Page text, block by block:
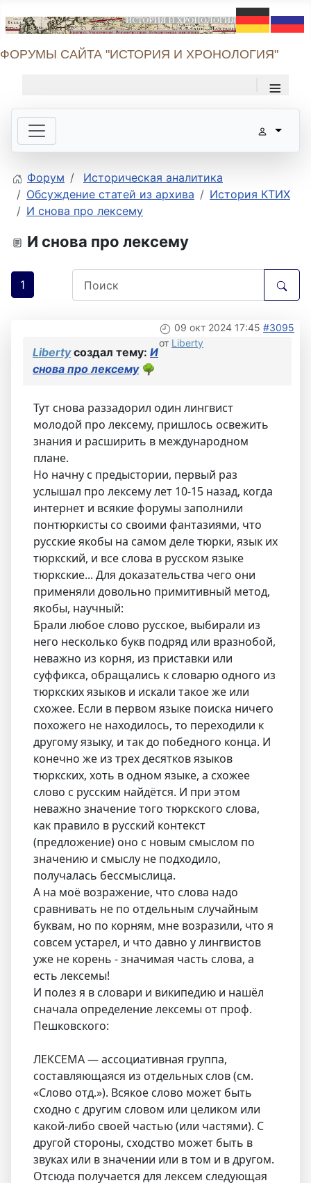
ФОРУМЫ САЙТА "ИСТОРИЯ И ХРОНОЛОГИЯ"
≡
Форум
Историческая аналитика
Обсуждение статей из архива
История КТИХ
И снова про лексему
И снова про лексему
1
09 окт 2024 17:45 #3095
от Liberty
Libertyсоздал тему: И
снова про лексему 🌳
Тут снова раззадорил один лингвист
молодой про лексему, пришлось освежить
знания и расширить в международном
плане.
Но начну с предыстории, первый раз
услышал про лексему лет 10-15 назад, когда
интернет и всякие форумы заполнили
понтюркисты со своими фантазиями, что
русские якобы на самом деле тюрки, язык их
тюркский, и все слова в русском языке
тюркские... Для доказательства чего они
применяли довольно примитивный метод,
якобы, научный:
Брали любое слово русское, выбирали из
него несколько букв подряд или вразнобой,
неважно из корня, из приставки или
суффикса, обращались к словарю одного из
тюркских языков и искали такое же или
схожее. Если в первом языке поиска ничего
похожего не находилось, то переходили к
другому языку, и так до победного конца. И
конечно же из трех десятков языков
тюркских, хоть в одном языке, а схожее
слово с русским найдётся. И при этом
неважно значение того тюркского слова,
как правило в русский контекст
(предложение) оно с новым смыслом по
значению и смыслу не подходило,
получалась бессмыслица.
А на моё возражение, что слова надо
сравнивать не по отдельным случайным
буквам, но по корням, мне возразили, что я
совсем устарел, и что давно у лингвистов
уже не корень - значимая часть слова, а
есть лексемы!
И полез я в словари и википедию и нашёл
сначала определение лексемы от проф.
Пешковского:
ЛЕКСЕМА — ассоциативная группа,
составляющаяся из отдельных слов (см.
«Слово отд.»). Всякое слово может быть
сходно с другим словом или целиком или
какой-либо своей частью (или частями). С
другой стороны, сходство может быть в
звуках или в значении или в том и в другом.
Отсюда получается для лексем следующая